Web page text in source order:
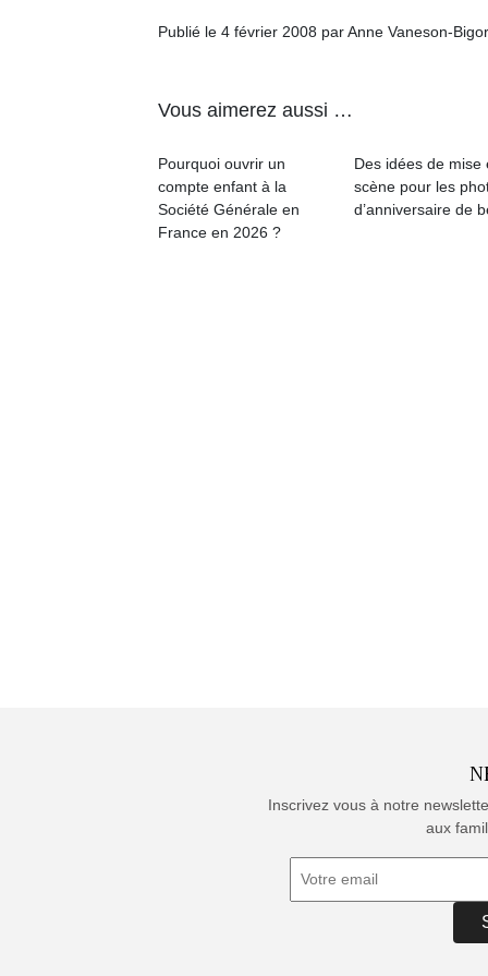
Publié le 4 février 2008 par Anne Vaneson-
Vous aimerez aussi …
Pourquoi ouvrir un
compte enfant à la
Société Générale en
France en 2026 ?
Des idées de mise
scène pour les
d’anniversaire de
Inscrivez vous à notre
aux